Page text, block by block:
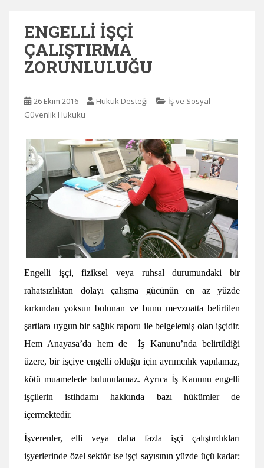
ENGELLİ İŞÇİ
ÇALIŞTIRMA
ZORUNLULUĞU
26 Ekim 2016 Hukuk Desteği
İş ve Sosyal
Güvenlik Hukuku
Engelli işçi, fiziksel veya ruhsal durumundaki bir
rahatsızlıktan dolayı çalışma gücünün en az yüzde
kırkından yoksun bulunan ve bunu mevzuatta belirtilen
şartlara uygun bir sağlık raporu ile belgelemiş olan işçidir.
Hem Anayasa’da hem de İş Kanunu’nda belirtildiği
üzere, bir işçiye engelli olduğu için ayrımcılık yapılamaz,
kötü muamelede bulunulamaz. Ayrıca İş Kanunu engelli
işçilerin istihdamı hakkında bazı hükümler de
içermektedir.
İşverenler, elli veya daha fazla işçi çalıştırdıkları
işyerlerinde özel sektör ise işçi sayısının yüzde üçü kadar;